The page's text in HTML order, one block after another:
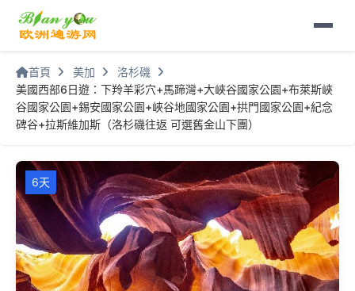
首頁 美加
洛杉磯
美國西部6日遊：下羚羊彩穴+馬蹄灣+大峽谷國家公園+布萊斯峽
谷國家公園+錫安國家公園+峽谷地國家公園+拱門國家公園+紀念
碑谷+拉斯維加斯（洛杉磯往返 可選舊金山下團）
6天